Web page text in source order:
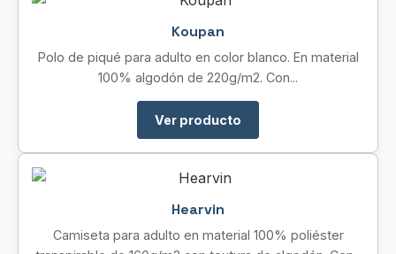
Koupan
Polo de piqué para adulto en color blanco. En material
100% algodón de 220g/m2. Con...
Ver producto
Hearvin
Camiseta para adulto en material 100% poliéster